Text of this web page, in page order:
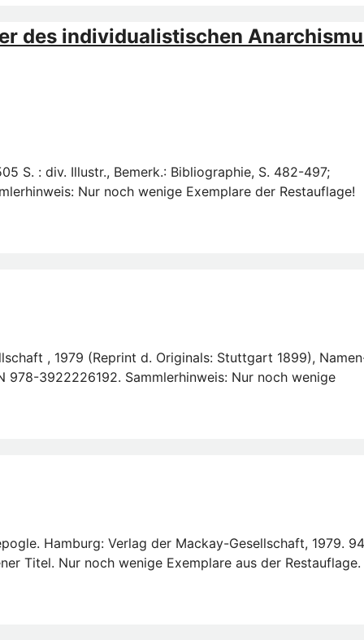
des individualistischen
S. : div. Illustr., Bemerk.: Bibliographie, S. 482-497;
Nur noch wenige Exemplare der Restauflage!
, 1979 (Reprint d. Originals: Stuttgart 1899),
3922226192. Sammlerhinweis: Nur noch wenige
Hamburg: Verlag der Mackay-Gesellschaft, 1979. 94
Titel. Nur noch wenige Exemplare aus der Restauflage.